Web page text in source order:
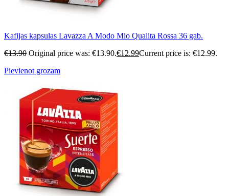
Kafijas kapsulas Lavazza A Modo Mio Qualita Rossa 36 gab.
€13.90 Original price was: €13.90.€12.99Current price is: €12.99.
Pievienot grozam